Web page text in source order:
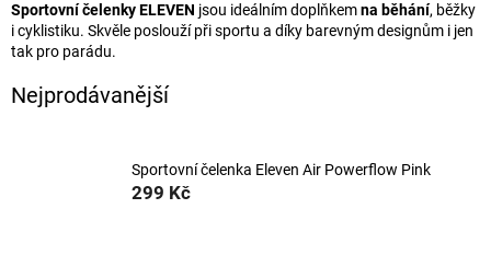
Sportovní čelenky ELEVEN jsou ideálním doplňkemna běhání, běžky
i cyklistiku. Skvěle poslouží při sportu a díky barevným designům i jen
tak pro parádu.
Nejprodávanější
Sportovní čelenka Eleven Air Powerflow Pink
299 Kč